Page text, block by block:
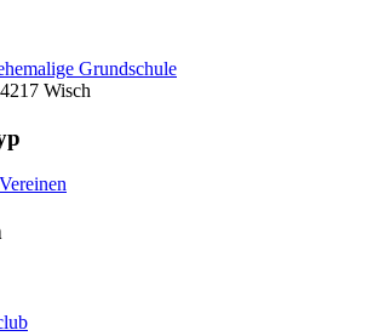
Grundschule
Wisch